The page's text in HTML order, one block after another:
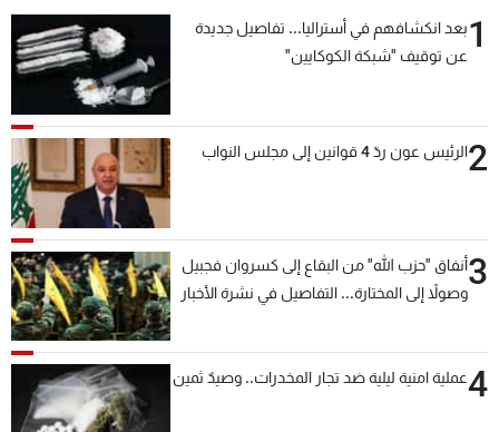
1بعد انكشافهم في أستراليا... تفاصيل جديدة
عن توقيف "شبكة الكوكايين"
2الرئيس عون ردّ 4 قوانين إلى مجلس النواب
3أنفاق "حزب الله" من البقاع إلى كسروان فجبيل
وصولاً إلى المختارة... التفاصيل في نشرة الأخبار
4عملية امنية ليلية ضد تجار المخدرات.. وصيدٌ ثمين
عن MTV
الإنـتـاج
وظائف
شروط الإسـتخدام